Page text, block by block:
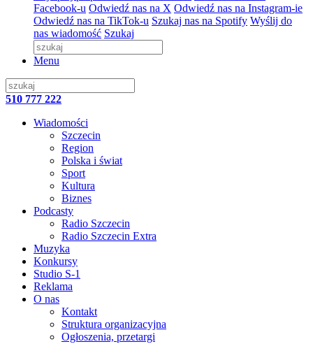
Facebook-u Odwiedź nas na X Odwiedź nas na Instagram-ie
Odwiedź nas na TikTok-u Szukaj nas na Spotify Wyślij do
nas wiadomość Szukaj
Menu
510 777 222
Wiadomości
Szczecin
Region
Polska i świat
Sport
Kultura
Biznes
Podcasty
Radio Szczecin
Radio Szczecin Extra
Muzyka
Konkursy
Studio S-1
Reklama
O nas
Kontakt
Struktura organizacyjna
Ogłoszenia, przetargi